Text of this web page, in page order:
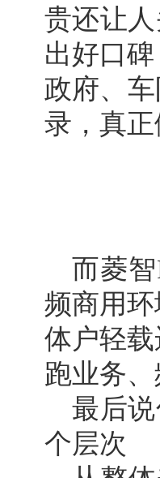
贵还让
出好口
政府、
录，真
而菱
频商用
体户轻
跑业务
最后
个层次